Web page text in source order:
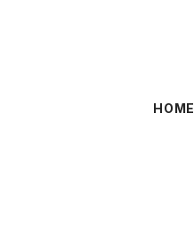
HOME